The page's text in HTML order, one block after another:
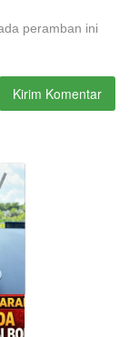
peramban ini